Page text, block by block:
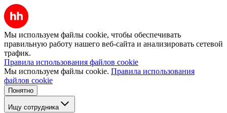
Мы используем файлы cookie, чтобы обеспечивать
правильную работу нашего веб-сайта и анализировать сетевой
трафик.
Правила использования файлов cookie
Мы используем файлы cookie. Правила использования
файлов cookie
Понятно
Ищу сотрудника